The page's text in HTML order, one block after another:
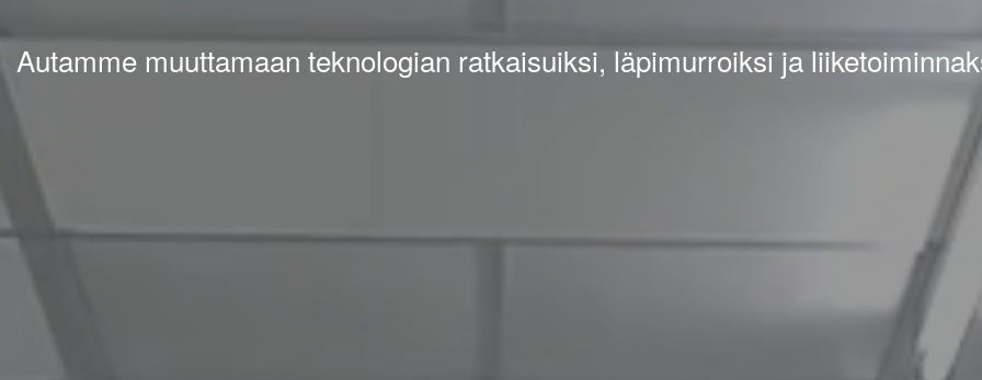
Autamme muuttamaan teknologian ratkaisuiksi, läpimurroiksi ja